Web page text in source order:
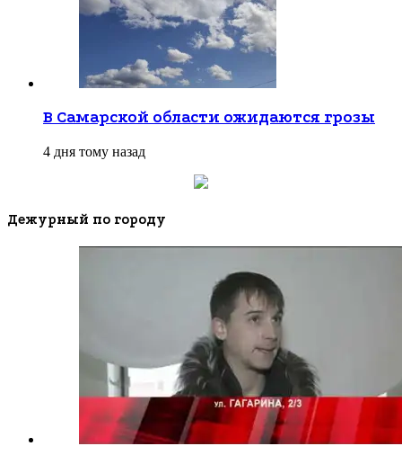
В Самарской области ожидаются грозы
4 дня тому назад
Дежурный по городу